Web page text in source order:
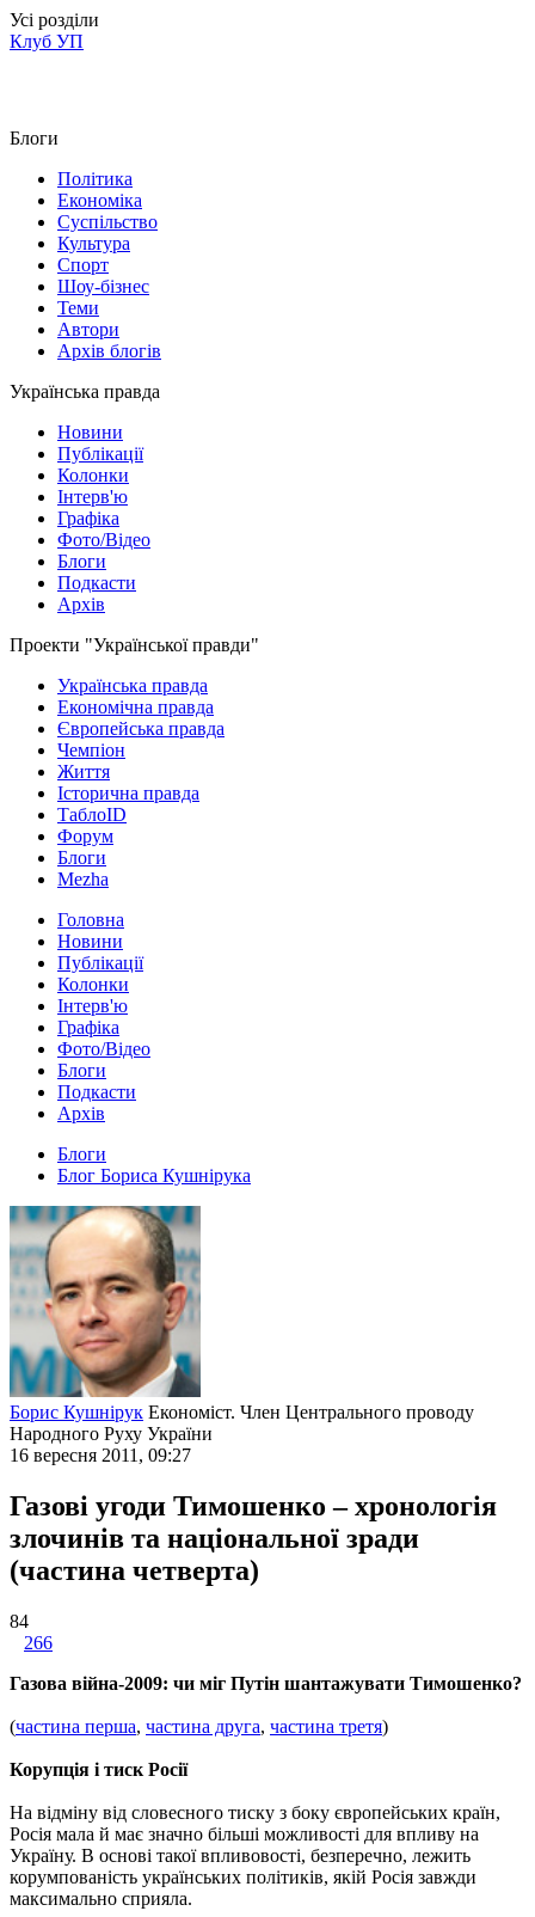
Усі розділи
Клуб УП
Блоги
Політика
Економіка
Суспільство
Культура
Спорт
Шоу-бізнес
Теми
Автори
Архів блогів
Українська правда
Новини
Публікації
Колонки
Інтерв'ю
Графіка
Фото/Відео
Блоги
Подкасти
Архів
Проекти "Української правди"
Українська правда
Економічна правда
Європейська правда
Чемпіон
Життя
Історична правда
ТаблоID
Форум
Блоги
Mezha
Головна
Новини
Публікації
Колонки
Інтерв'ю
Графіка
Фото/Відео
Блоги
Подкасти
Архів
Блоги
Блог Бориса Кушнірука
Борис Кушнірук Економіст. Член Центрального проводу
Народного Руху України
16 вересня 2011, 09:27
Газові угоди Тимошенко – хронологія
злочинів та національної зради
(частина четверта)
84
266
Газова війна-2009: чи міг Путін шантажувати Тимошенко?
(частина перша, частина друга, частина третя)
Корупція і тиск Росії
На відміну від словесного тиску з боку європейських країн,
Росія мала й має значно більші можливості для впливу на
Україну. В основі такої впливовості, безперечно, лежить
корумпованість українських політиків, якій Росія завжди
максимально сприяла.